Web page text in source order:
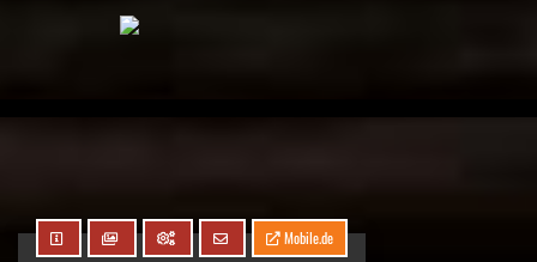
Mobile.de